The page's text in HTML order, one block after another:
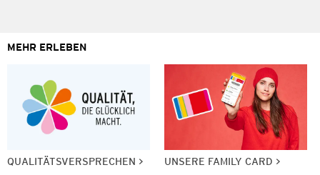
MEHR ERLEBEN
QUALITÄTSVERSPRECHEN UNSERE FAMILY CARD